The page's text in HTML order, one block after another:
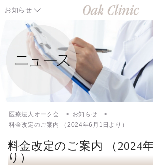
お知らせ
お知らせ TOP
東京都中央区「麻しん抗体検査・予防接種費
健康保険証の取扱いについて（2026年8月1日
一部治療プラン変更の可能性についてのお知
医療法人オーク会
お知らせ
料金改定のご案内 （2024年6月1日より）
料金改定のご案内 （2024
り）